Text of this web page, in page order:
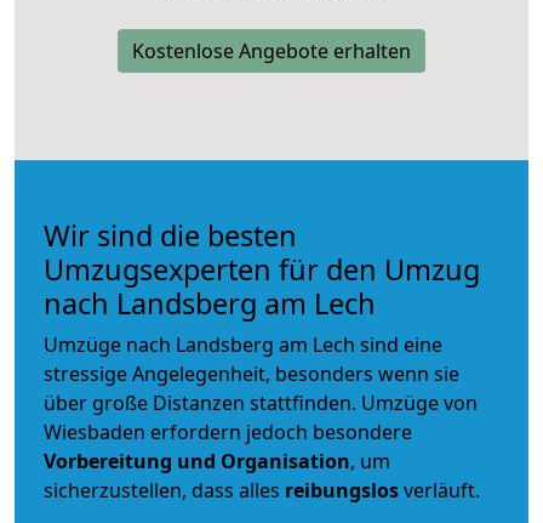
Kostenlose Angebote erhalten
Wir sind die besten
Umzugsexperten für den Umzug
nach Landsberg am Lech
Umzüge nach Landsberg am Lech sind eine
stressige Angelegenheit, besonders wenn sie
über große Distanzen stattfinden. Umzüge von
Wiesbaden erfordern jedoch besondere
Vorbereitung und Organisation, um
sicherzustellen, dass alles reibungslosverläuft.